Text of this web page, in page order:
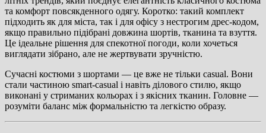
та комфорт повсякденного одягу. Коротко: такий комплект
підходить як для міста, так і для офісу з нестрогим дрес-кодом,
якщо правильно підібрані довжина шортів, тканина та взуття.
Це ідеальне рішення для спекотної погоди, коли хочеться
виглядати зібрано, але не жертвувати зручністю.
Сучасні костюми з шортами — це вже не тільки casual. Вони
стали частиною smart-casual і навіть ділового стилю, якщо
виконані у стриманих кольорах і з якісних тканин. Головне —
розуміти баланс між формальністю та легкістю образу.